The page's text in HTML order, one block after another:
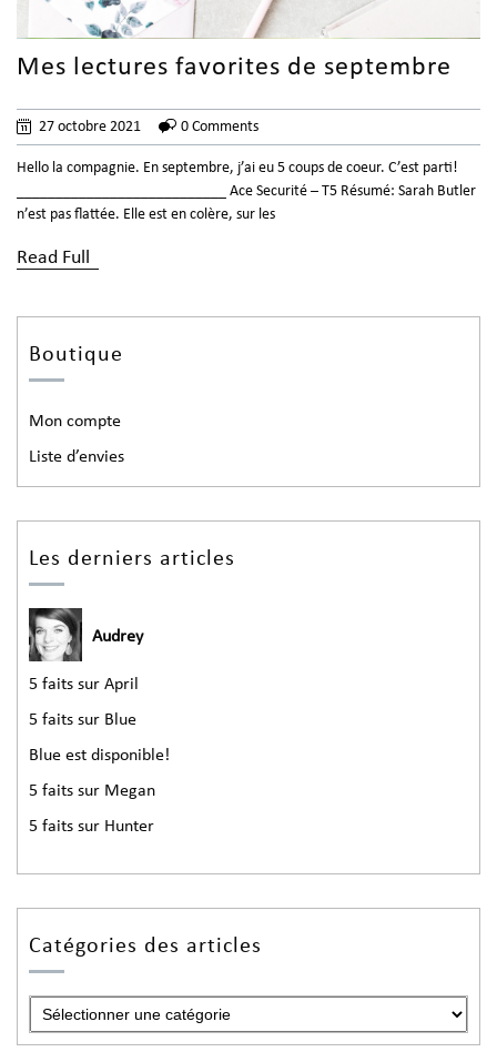
Mes lectures favorites de septembre
27 octobre 2021 0 Comments
Hello la compagnie. En septembre, j’ai eu 5 coups de coeur. C’est parti!
___________________________ Ace Securité – T5 Résumé: Sarah Butler
n’est pas flattée. Elle est en colère, sur les
Read Full
Boutique
Mon compte
Liste d’envies
Les derniers articles
Audrey
5 faits sur April
5 faits sur Blue
Blue est disponible!
5 faits sur Megan
5 faits sur Hunter
Catégories des articles